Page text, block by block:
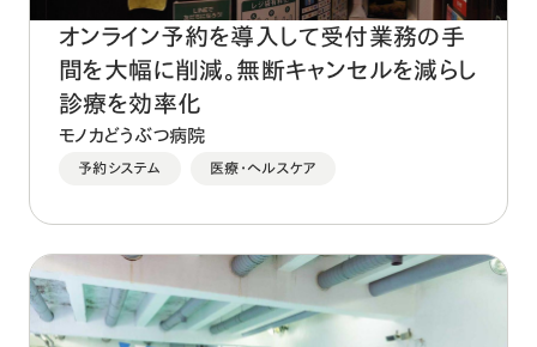
オンライン予約を導入して受付業務の手
間を大幅に削減。無断キャンセルを減らし
診療を効率化
モノカどうぶつ病院
予約システム 医療・ヘルスケア